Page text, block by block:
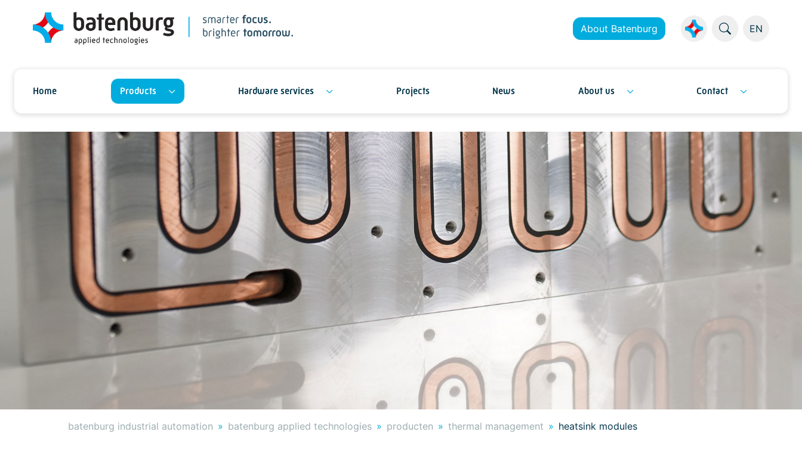
About Batenburg EN
Home Products Hardware services Projects News About us Contact
batenburg industrial automation batenburg applied technologies producten thermal management heatsink modules